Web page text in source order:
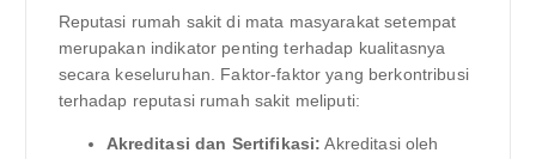
Reputasi rumah sakit di mata masyarakat setempat
merupakan indikator penting terhadap kualitasnya
secara keseluruhan. Faktor-faktor yang berkontribusi
terhadap reputasi rumah sakit meliputi:
Akreditasi dan Sertifikasi: Akreditasi oleh